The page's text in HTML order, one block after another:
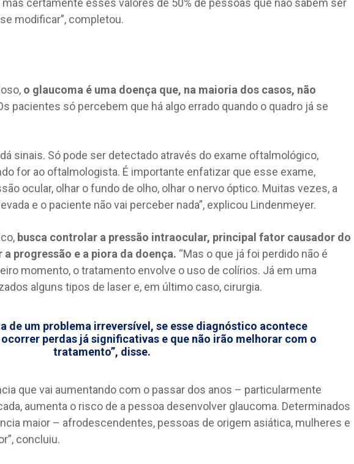
mas certamente esses valores de 50% de pessoas que não sabem ser
modificar”, completou.
o glaucoma é uma doença que, na maioria dos casos, não
pacientes só percebem que há algo errado quando o quadro já se
sinais. Só pode ser detectado através do exame oftalmológico,
for ao oftalmologista. É importante enfatizar que esse exame,
ocular, olhar o fundo de olho, olhar o nervo óptico. Muitas vezes, a
e o paciente não vai perceber nada”, explicou Lindenmeyer.
busca controlar a pressão intraocular, principal fator causador do
progressão e a piora da doença. “Mas o que já foi perdido não é
momento, o tratamento envolve o uso de colírios. Já em uma
alguns tipos de laser e, em último caso, cirurgia.
de um problema irreversível, se esse diagnóstico acontece
perdas já significativas e que não irão melhorar com o
tratamento”, disse.
que vai aumentando com o passar dos anos – particularmente
aumenta o risco de a pessoa desenvolver glaucoma. Determinados
maior – afrodescendentes, pessoas de origem asiática, mulheres e
concluiu.